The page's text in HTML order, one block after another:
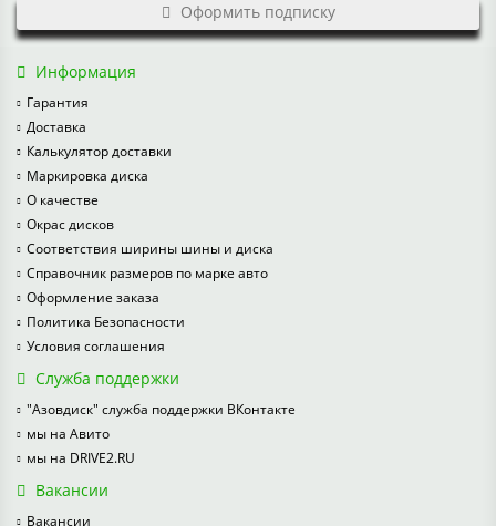
Оформить подписку
Информация
Гарантия
Доставка
Калькулятор доставки
Маркировка диска
О качестве
Окрас дисков
Соответствия ширины шины и диска
Справочник размеров по марке авто
Оформление заказа
Политика Безопасности
Условия соглашения
Служба поддержки
"Азовдиск" служба поддержки ВКонтакте
мы на Авито
мы на DRIVE2.RU
Вакансии
Вакансии